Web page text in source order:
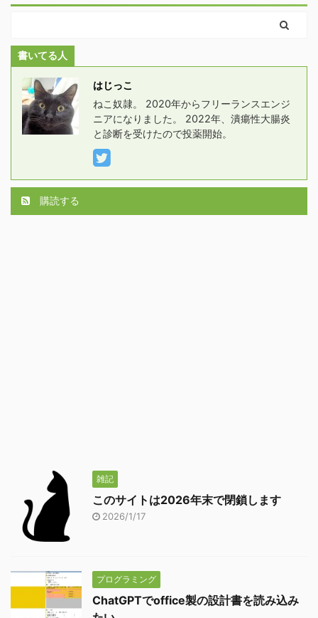
書いてる人
はじっこ
ねこ奴隷。 2020年からフリーランスエンジ
ニアになりました。 2022年、潰瘍性大腸炎
と診断を受けたので投薬開始。
購読する
雑記
このサイトは2026年末で閉鎖します
2026/1/17
プログラミング
ChatGPTでoffice製の設計書を読み込み